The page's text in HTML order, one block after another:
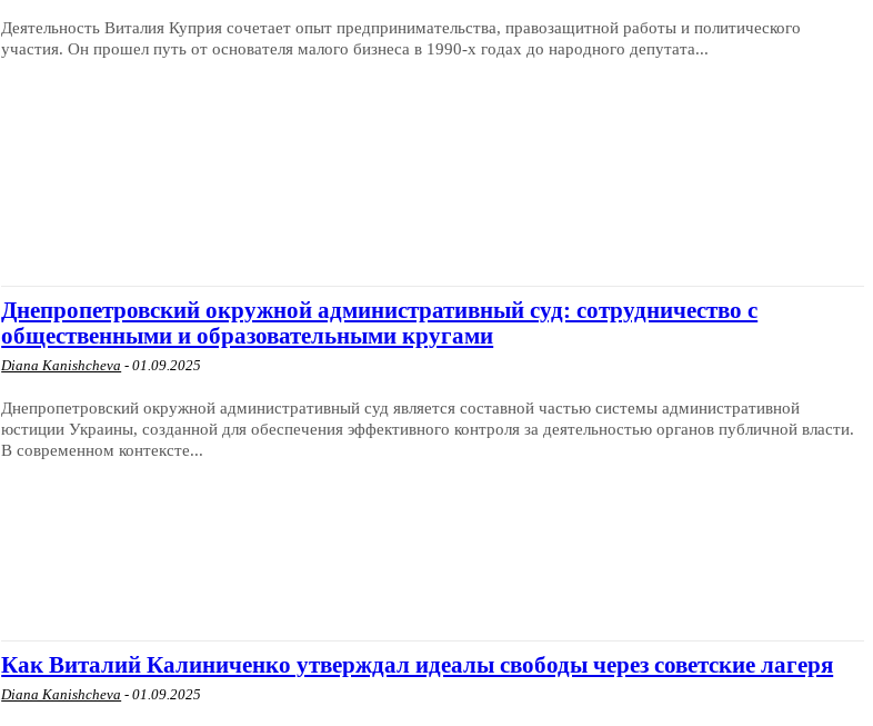
Деятельность Виталия Куприя сочетает опыт предпринимательства, правозащитной работы и политического
участия. Он прошел путь от основателя малого бизнеса в 1990-х годах до народного депутата...
Днепропетровский окружной административный суд: сотрудничество с
общественными и образовательными кругами
Diana Kanishcheva - 01.09.2025
Днепропетровский окружной административный суд является составной частью системы административной
юстиции Украины, созданной для обеспечения эффективного контроля за деятельностью органов публичной власти.
В современном контексте...
Как Виталий Калиниченко утверждал идеалы свободы через советские лагеря
Diana Kanishcheva - 01.09.2025